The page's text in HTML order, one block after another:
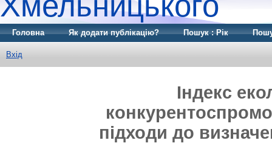
Головна Як додати публікацію? Пошук : Рік
Вхід
Індекс
підходи до